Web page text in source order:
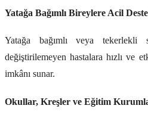
Yatağa Bağımlı Bireylere Acil
Yatağa bağımlı veya tekerlekli
değiştirilemeyen hastalara hızlı ve
imkânı sunar.
Okullar, Kreşler ve Eğitim